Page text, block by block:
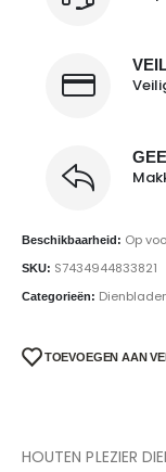
Beschikbaarheid: Op
SKU: S7434944833821
Categorieën:
TOEVOEGEN AAN
HOUTEN PLEZIER